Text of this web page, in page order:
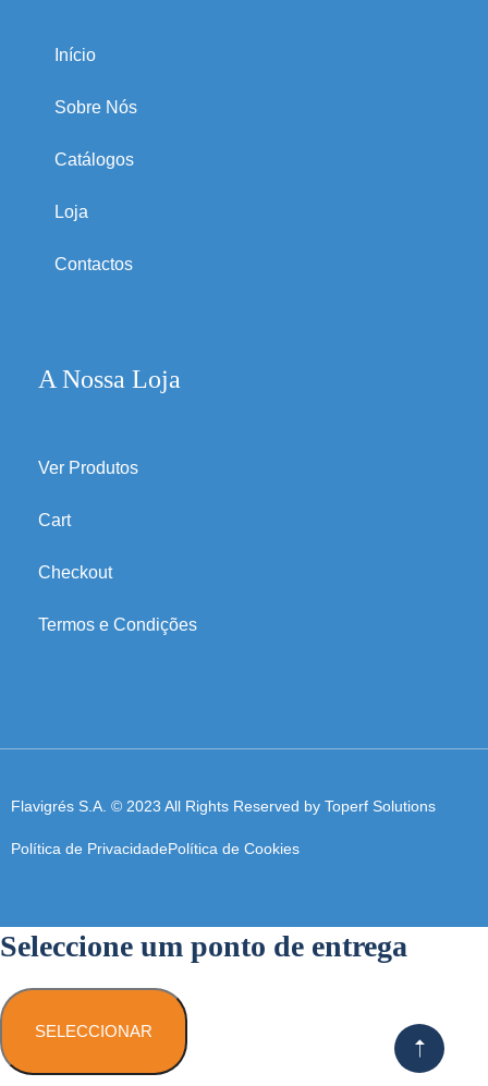
Início
Sobre Nós
Catálogos
Loja
Contactos
A Nossa Loja
Ver Produtos
Cart
Checkout
Termos e Condições
Flavigrés S.A. © 2023 All Rights Reserved by Toperf Solutions
Política de PrivacidadePolítica de Cookies
Seleccione um ponto de entrega
SELECCIONAR